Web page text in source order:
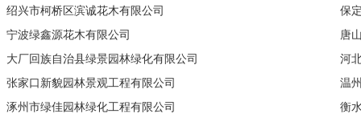
绍兴市柯桥区滨诚花木有限公司
宁波绿鑫源花木有限公司
大厂回族自治县绿景园林绿化有限公司
张家口新貌园林景观工程有限公司
涿州市绿佳园林绿化工程有限公司
保
唐
河
温
衡